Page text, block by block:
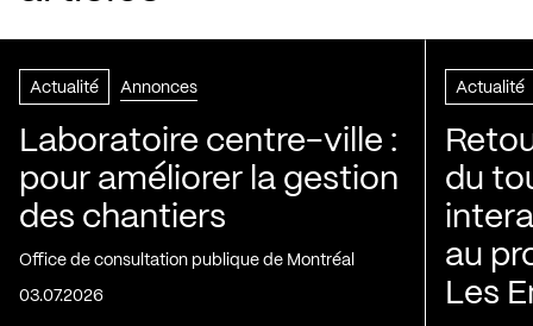
Actualité Annonces
Laboratoire centre-ville :
pour améliorer la gestion
des chantiers
Office de consultation publique de Montréal
03.07.2026
Actualité
du
au
Les